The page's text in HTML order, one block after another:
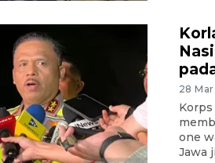
28
one
Jawa